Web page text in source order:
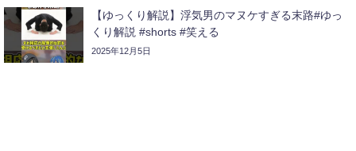
【ゆっくり解説】浮気男のマヌケすぎる末路#ゆっ
くり解説 #shorts #笑える
2025年12月5日